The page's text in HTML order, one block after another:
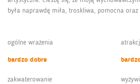
była naprawdę miła, troskliwa, pomocna oraz
ogólne wrażenia
bardzo dobre
zakwaterowanie